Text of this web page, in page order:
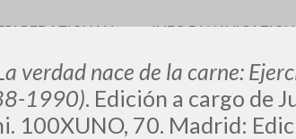
verdad nace de la carne:
1990). Edición a cargo de
100XUNO, 70. Madrid:
REDAZIONALI INFO DI